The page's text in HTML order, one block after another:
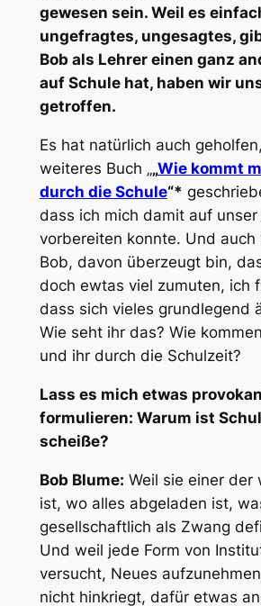
gewesen sein. Weil es
ungefragtes, ungesagtes,
Bob als Lehrer einen ganz
auf Schule hat, haben wir
getroffen.
Es hat natürlich auch
weiteres Buch „„Wie kommt
durch die Schule“*
dass ich mich damit auf unser
vorbereiten konnte. Und auch
Bob, davon überzeugt bin,
doch ewtas viel zumuten, ich
dass sich vieles grundlegend
Wie seht ihr das? Wie
und ihr durch die Schulzeit?
Lass es mich etwas
formulieren: Warum ist
scheiße?
Bob Blume: Weil sie einer der
ist, wo alles abgeladen ist,
gesellschaftlich als Zwang
Und weil jede Form von
versucht, Neues
nicht hinkriegt, dafür etwas